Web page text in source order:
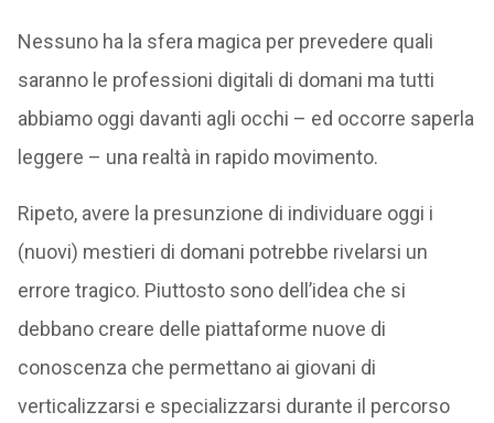
Nessuno ha la sfera magica per prevedere quali
saranno le professioni digitali di domani ma tutti
abbiamo oggi davanti agli occhi – ed occorre saperla
leggere – una realtà in rapido movimento.
Ripeto, avere la presunzione di individuare oggi i
(nuovi) mestieri di domani potrebbe rivelarsi un
errore tragico. Piuttosto sono dell’idea che si
debbano creare delle piattaforme nuove di
conoscenza che permettano ai giovani di
verticalizzarsi e specializzarsi durante il percorso